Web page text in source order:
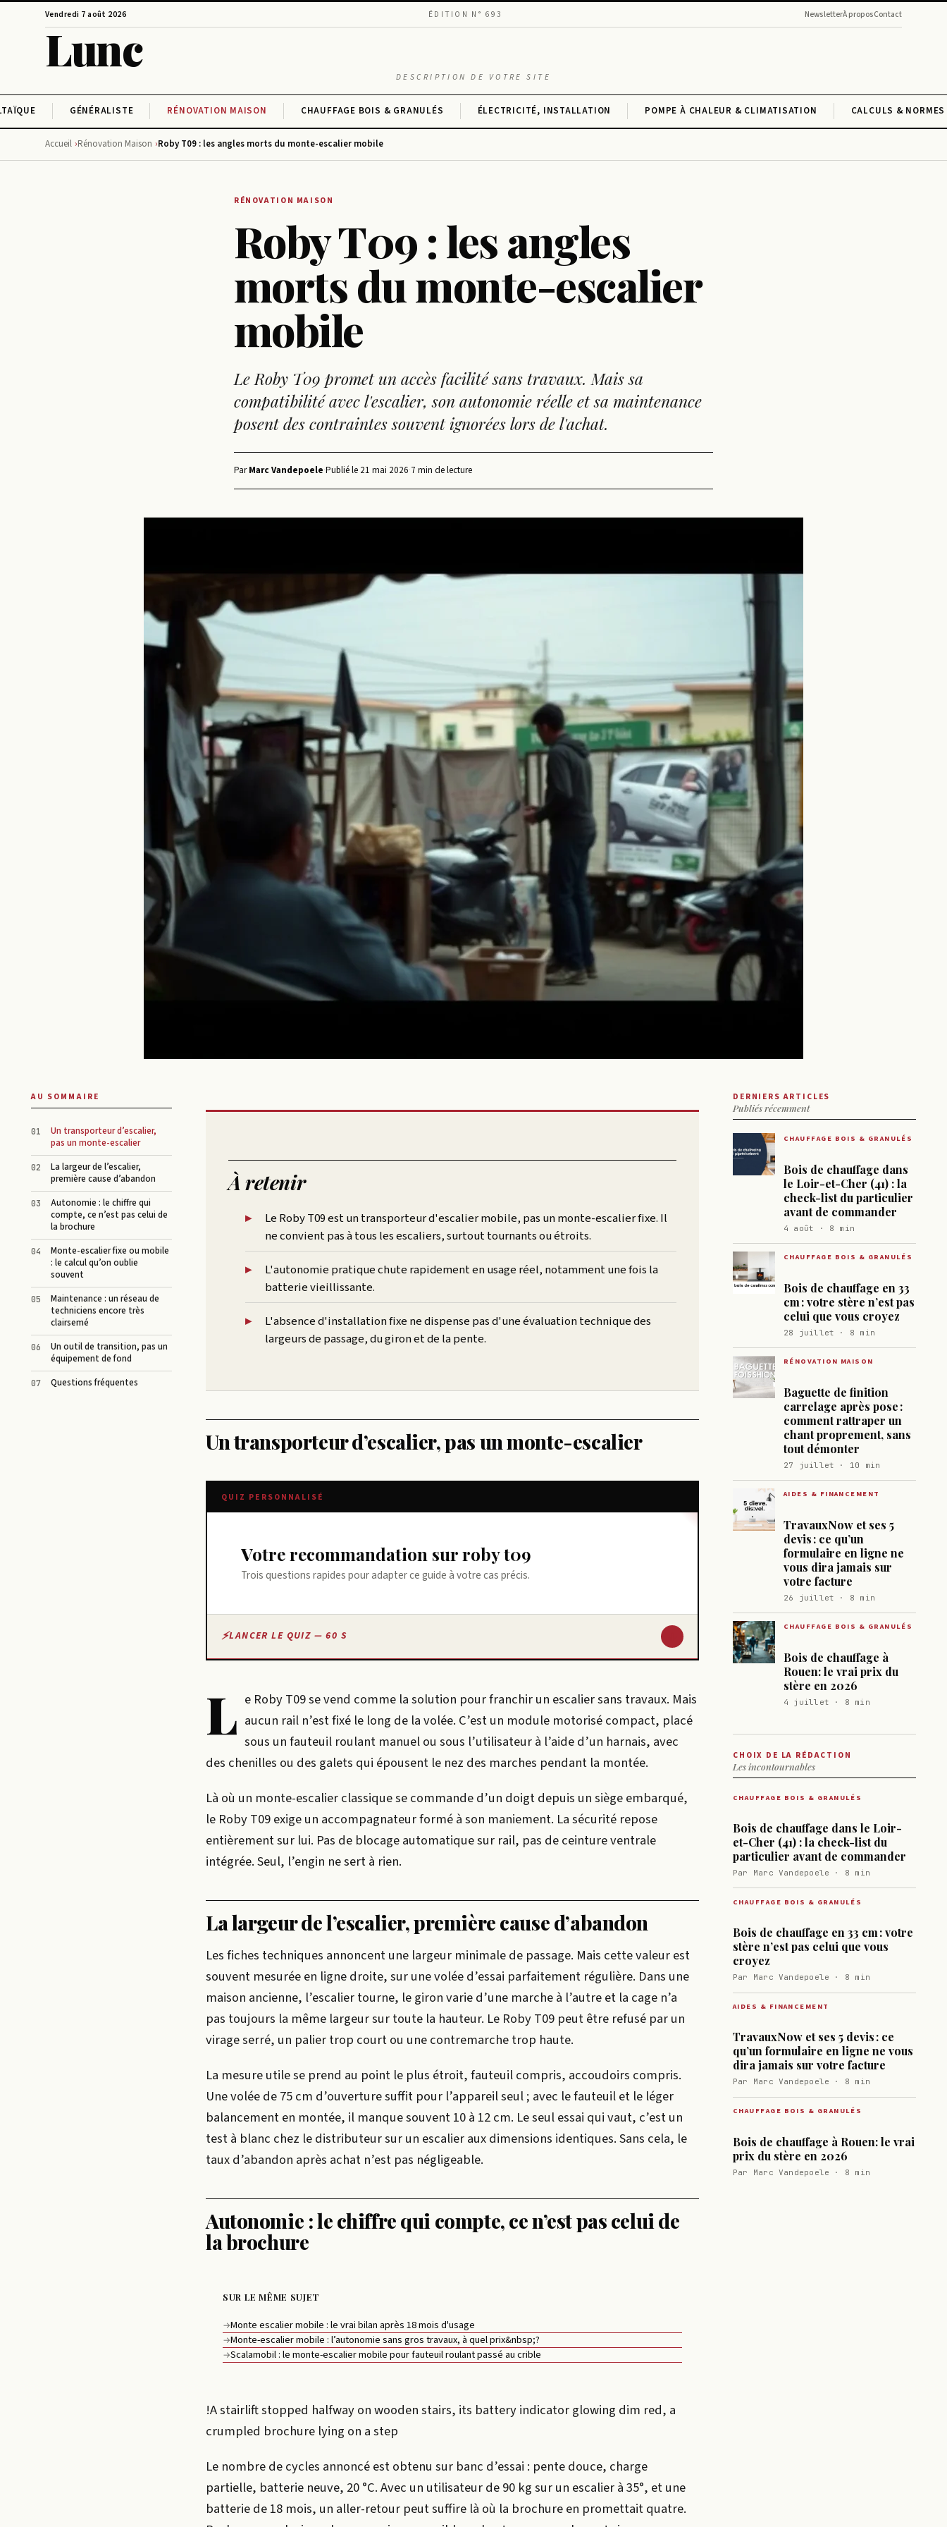
Vendredi 7 août 2026 ÉDITION N° 693 NewsletterÀ proposContact
Lunc
DESCRIPTION DE VOTRE SITE
GÉNÉRALISTE RÉNOVATION MAISON CHAUFFAGE BOIS & GRANULÉS ÉLECTRICITÉ, INSTALLATION POMPE À CHALEUR & CLIMATISATION CALCULS &
Accueil Rénovation Maison Roby T09 : les angles morts du monte-escalier mobile
RÉNOVATION MAISON
Roby T09 : les angles
morts du monte-escalier
mobile
Le Roby T09 promet un accès facilité sans travaux. Mais sa
compatibilité avec l'escalier, son autonomie réelle et sa maintenance
posent des contraintes souvent ignorées lors de l'achat.
ParMarc Vandepoele·Publié le 21 mai 2026·7 min de lecture
AU SOMMAIRE
Un transporteur d’escalier,
pas un monte-escalier
La largeur de l’escalier,
première cause d’abandon
Autonomie : le chiffre qui
compte, ce n’est pas celui de
la brochure
Monte-escalier fixe ou mobile
: le calcul qu’on oublie
souvent
Maintenance : un réseau de
techniciens encore très
clairsemé
Un outil de transition, pas un
équipement de fond
Questions fréquentes
À retenir
Le Roby T09 est un transporteur d'escalier mobile, pas un monte-escalier fixe. Il
ne convient pas à tous les escaliers, surtout tournants ou étroits.
L'autonomie pratique chute rapidement en usage réel, notamment une fois la
batterie vieillissante.
L'absence d'installation fixe ne dispense pas d'une évaluation technique des
largeurs de passage, du giron et de la pente.
Un transporteur d’escalier, pas un monte-escalier
QUIZ PERSONNALISÉ
Votre recommandation sur roby t09
Trois questions rapides pour adapter ce guide à votre cas précis.
LANCER LE QUIZ — 60 S
L e Roby T09 se vend comme la solution pour franchir un escalier sans travaux. Mais
aucun rail n’est fixé le long de la volée. C’est un module motorisé compact, placé
sous un fauteuil roulant manuel ou sous l’utilisateur à l’aide d’un harnais, avec
des chenilles ou des galets qui épousent le nez des marches pendant la montée.
Là où un monte-escalier classique se commande d’un doigt depuis un siège embarqué,
le Roby T09 exige un accompagnateur formé à son maniement. La sécurité repose
entièrement sur lui. Pas de blocage automatique sur rail, pas de ceinture ventrale
intégrée. Seul, l’engin ne sert à rien.
La largeur de l’escalier, première cause d’abandon
Les fiches techniques annoncent une largeur minimale de passage. Mais cette valeur est
souvent mesurée en ligne droite, sur une volée d’essai parfaitement régulière. Dans une
maison ancienne, l’escalier tourne, le giron varie d’une marche à l’autre et la cage n’a
pas toujours la même largeur sur toute la hauteur. Le Roby T09 peut être refusé par un
virage serré, un palier trop court ou une contremarche trop haute.
La mesure utile se prend au point le plus étroit, fauteuil compris, accoudoirs compris.
Une volée de 75 cm d’ouverture suffit pour l’appareil seul ; avec le fauteuil et le léger
balancement en montée, il manque souvent 10 à 12 cm. Le seul essai qui vaut, c’est un
test à blanc chez le distributeur sur un escalier aux dimensions identiques. Sans cela, le
taux d’abandon après achat n’est pas négligeable.
Autonomie : le chiffre qui compte, ce n’est pas celui de
la brochure
SUR LE MÊME SUJET
→Monte escalier mobile : le vrai bilan après 18 mois d'usage
→Monte-escalier mobile : l’autonomie sans gros travaux, à quel prix&nbsp;?
→Scalamobil : le monte-escalier mobile pour fauteuil roulant passé au crible
!A stairlift stopped halfway on wooden stairs, its battery indicator glowing dim red, a
crumpled brochure lying on a step
Le nombre de cycles annoncé est obtenu sur banc d’essai : pente douce, charge
partielle, batterie neuve, 20 °C. Avec un utilisateur de 90 kg sur un escalier à 35°, et une
batterie de 18 mois, un aller-retour peut suffire là où la brochure en promettait quatre.
DERNIERS ARTICLES
Publiés récemment
CHAUFFAGE BOIS & GRANULÉS
Bois de chauffage dans
le Loir-et-Cher (41) : la
check-list du particulier
avant de commander
4 août · 8 min
CHAUFFAGE BOIS & GRANULÉS
Bois de chauffage en 33
cm : votre stère n’est pas
celui que vous croyez
28 juillet · 8 min
RÉNOVATION MAISON
Baguette de finition
carrelage après pose :
comment rattraper un
chant proprement, sans
tout démonter
27 juillet · 10 min
AIDES & FINANCEMENT
TravauxNow et ses 5
devis : ce qu’un
formulaire en ligne ne
vous dira jamais sur
votre facture
26 juillet · 8 min
CHAUFFAGE BOIS & GRANULÉS
Bois de chauffage à
Rouen: le vrai prix du
stère en 2026
4 juillet · 8 min
CHOIX DE LA RÉDACTION
Les incontournables
CHAUFFAGE BOIS & GRANULÉS
Bois de chauffage dans le Loir-
et-Cher (41) : la check-list du
particulier avant de commander
Par Marc Vandepoele · 8 min
CHAUFFAGE BOIS & GRANULÉS
Bois de chauffage en 33 cm : votre
stère n’est pas celui que vous
croyez
Par Marc Vandepoele · 8 min
AIDES & FINANCEMENT
TravauxNow et ses 5 devis : ce
qu’un formulaire en ligne ne vous
dira jamais sur votre facture
Par Marc Vandepoele · 8 min
CHAUFFAGE BOIS & GRANULÉS
Bois de chauffage à Rouen: le vrai
prix du stère en 2026
Par Marc Vandepoele · 8 min